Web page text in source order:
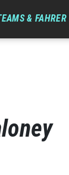
& FAHRER